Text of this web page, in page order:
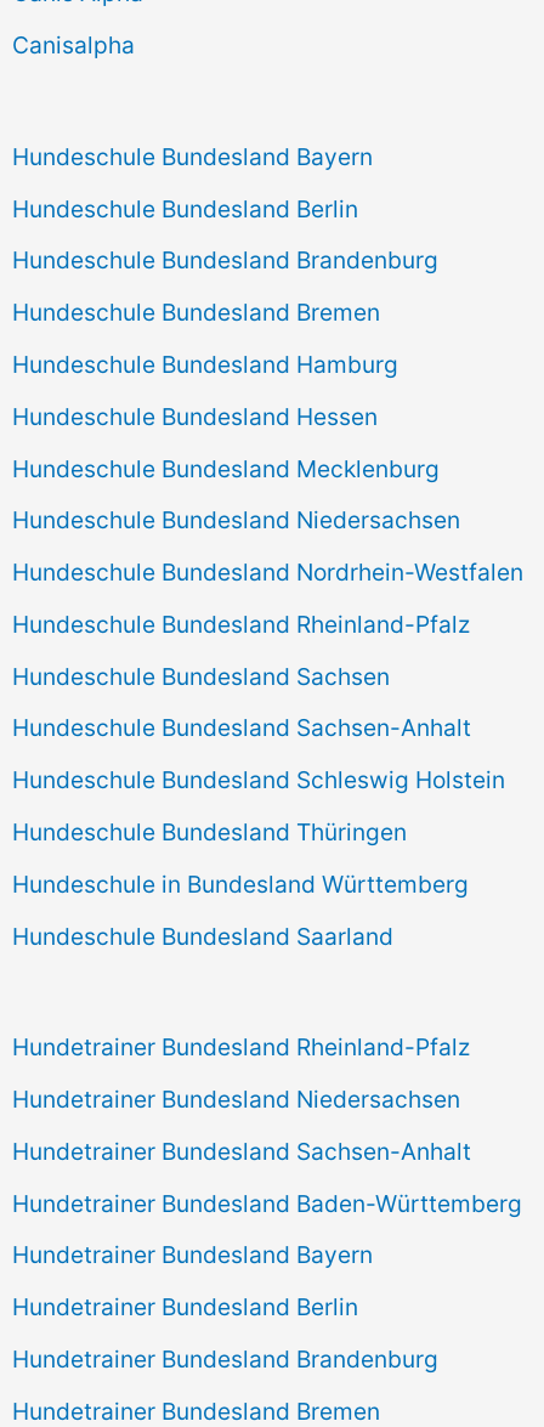
h
Canisalpha
Hundeschule Bundesland Bayern
Hundeschule Bundesland Berlin
Hundeschule Bundesland Brandenburg
Hundeschule Bundesland Bremen
Hundeschule Bundesland Hamburg
Hundeschule Bundesland Hessen
Hundeschule Bundesland Mecklenburg
Hundeschule Bundesland Niedersachsen
Hundeschule Bundesland Nordrhein-Westfalen
Hundeschule Bundesland Rheinland-Pfalz
Hundeschule Bundesland Sachsen
Hundeschule Bundesland Sachsen-Anhalt
Hundeschule Bundesland Schleswig Holstein
Hundeschule Bundesland Thüringen
Hundeschule in Bundesland Württemberg
Hundeschule Bundesland Saarland
Hundetrainer Bundesland Rheinland-Pfalz
Hundetrainer Bundesland Niedersachsen
Hundetrainer Bundesland Sachsen-Anhalt
Hundetrainer Bundesland Baden-Württemberg
Hundetrainer Bundesland Bayern
Hundetrainer Bundesland Berlin
Hundetrainer Bundesland Brandenburg
Hundetrainer Bundesland Bremen